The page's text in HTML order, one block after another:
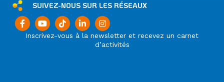
Inscrivez-vous à la newsletter et recevez un carnet
d’activités
SUIVEZ-NOUS SUR LES RÉSEAUX